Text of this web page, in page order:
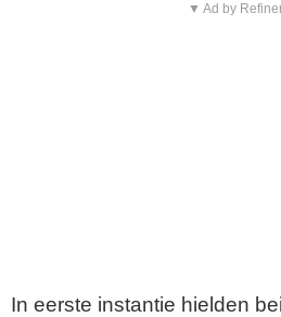
▼ Ad by
In eerste instantie hielden